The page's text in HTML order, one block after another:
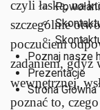
Poznaj nasze
Prezentacje
Strona Główna
czyli łaską, na
szczególnie
poczuciem
zadaniem, gdyż
wewnętrznej,
poznać to,